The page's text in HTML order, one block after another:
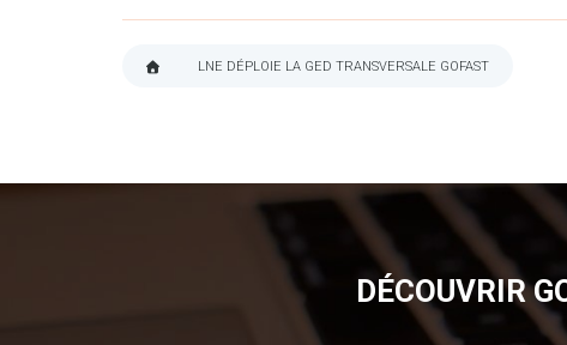
LNE DÉPLOIE LA GED TRANSVERSALE GOFAST
DÉCOUVRIR